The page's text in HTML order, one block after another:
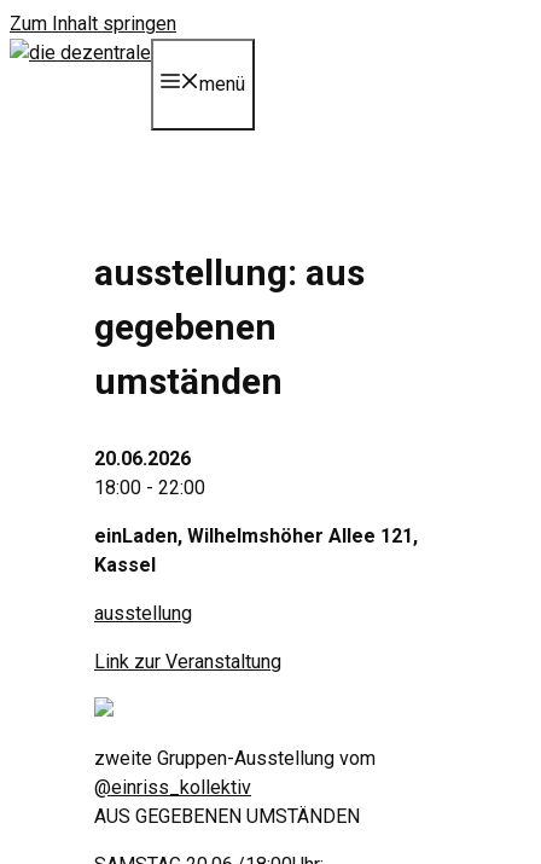
Zum Inhalt springen
menü
ausstellung: aus
gegebenen
umständen
20.06.2026
18:00 - 22:00
einLaden, Wilhelmshöher Allee 121,
Kassel
ausstellung
Link zur Veranstaltung
zweite Gruppen-Ausstellung vom
@einriss_kollektiv
AUS GEGEBENEN UMSTÄNDEN